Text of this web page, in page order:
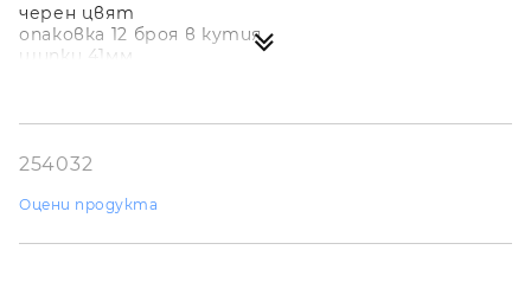
черен цвят
опаковка 12 броя в кутия
щипки 41мм
254032
Оцени продукта